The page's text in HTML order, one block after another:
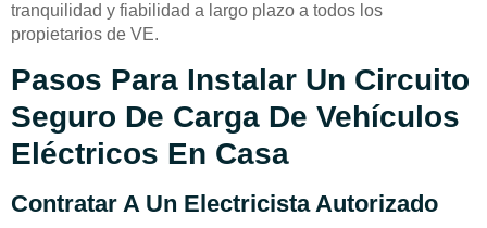
tranquilidad y fiabilidad a largo plazo a todos los
propietarios de VE.
Pasos Para Instalar Un Circuito
Seguro De Carga De Vehículos
Eléctricos En Casa
Contratar A Un Electricista Autorizado